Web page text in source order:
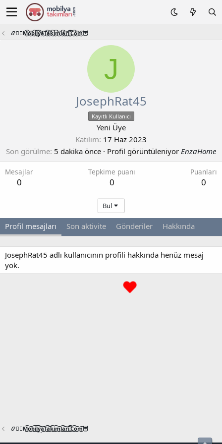
📿🧙‍♂️M͜͡o͜͡b͜͡i͜͡l͜͡y͜͡a͜͡T͜͡a͜͡k͜͡i͜͡m͜͡l͜͡a͜͡r͜͡i͜͡.͜͡C͜͡o͜͡m͜͡🦉
J
JosephRat45
Kayıtlı Kullanıcı
Yeni Üye
Katılım 17 Haz 2023
Son görülme 5 dakika önce · Profil görüntüleniyor EnzaHome
Mesajlar
0
Tepkime puanı
0
Puanları
0
Bul
Profil mesajları Son aktivite Gönderiler Hakkında
JosephRat45 adlı kullanıcının profili hakkında henüz mesaj
yok.
📿🧙‍♂️M͜͡o͜͡b͜͡i͜͡l͜͡y͜͡a͜͡T͜͡a͜͡k͜͡i͜͡m͜͡l͜͡a͜͡r͜͡i͜͡.͜͡C͜͡o͜͡m͜͡🦉